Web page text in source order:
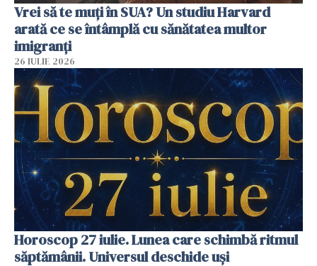
Vrei să te muți în SUA? Un studiu Harvard
arată ce se întâmplă cu sănătatea multor
imigranți
26 IULIE 2026
Horoscop 27 iulie. Lunea care schimbă ritmul
săptămânii. Universul deschide uși